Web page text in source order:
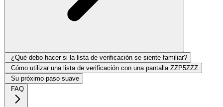
¿Qué debo hacer si la lista de verificación se siente familiar?
Cómo utilizar una lista de verificación con una pantalla ZZP5ZZZ
Su próximo paso suave
FAQ